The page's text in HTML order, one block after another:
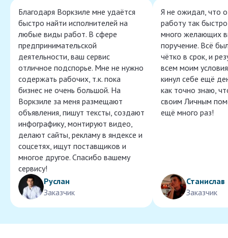
Благодаря Воркзиле мне удаётся
быстро найти исполнителей на
любые виды работ. В сфере
предпринимательской
деятельности, ваш сервис
отличное подспорье. Мне не нужно
содержать рабочих, т.к. пока
бизнес не очень большой. На
Воркзиле за меня размещают
объявления, пишут тексты, создают
инфографику, монтируют видео,
делают сайты, рекламу в яндексе и
соцсетях, ищут поставщиков и
многое другое. Спасибо вашему
сервису!
Руслан
Заказчик
Я не ожидал, что
работу так
много желающих
поручение. Всё
чётко в срок, и
всем моим
кинул себе ещё
как точно знаю,
своим Личным
ещё много раз!
Станислав
Заказчик